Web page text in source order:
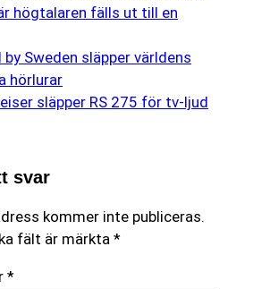
högtalaren fälls ut till en
by Sweden släpper världens
hörlurar
släpper RS 275 för tv-ljud
svar
kommer inte publiceras.
fält är märkta *
*